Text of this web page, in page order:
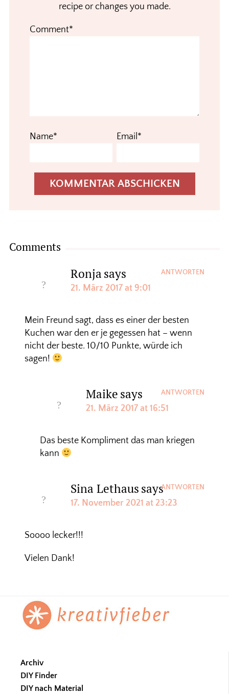
recipe or changes you made.
Comment*
Name* Email*
Comments
Ronjasays
21. März 2017 at 9:01
Mein Freund sagt, dass es einer der besten
Kuchen war den er je gegessen hat – wenn
nicht der beste. 10/10 Punkte, würde ich
sagen!
ANTWORTEN
Maikesays
21. März 2017 at 16:51
Das beste Kompliment das man kriegen
kann
ANTWORTEN
Sina Lethaussays
17. November 2021 at 23:23
Soooo lecker!!!
Vielen Dank!
ANTWORTEN
Footer
Archiv
DIY Finder
DIY nach Material